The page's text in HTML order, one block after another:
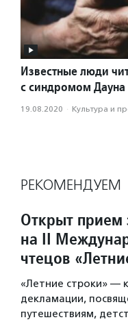
Известные люди
с синдромом
19.08.2020 · Культура и
РЕКОМЕНДУЕМ
Открыт прием
на II
чтецов
«Летние строки» —
декламации,
путешествиям,